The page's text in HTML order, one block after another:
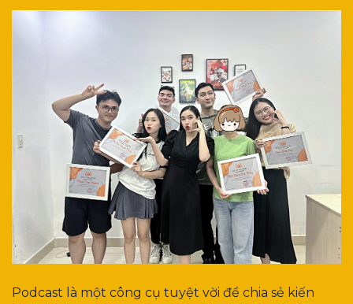
Podcast là một công cụ tuyệt vời để chia sẻ kiến